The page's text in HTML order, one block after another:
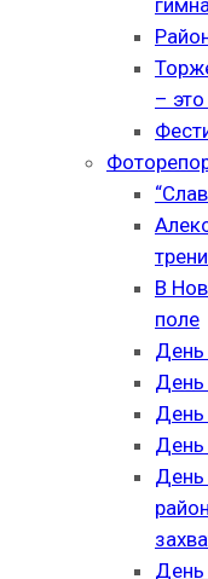
–
В
поле
День
День
День
День
День